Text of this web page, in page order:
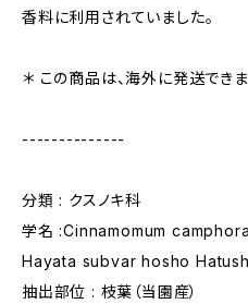
香料に利用されていました。
＊ この商品は、海外に発送でき
--------------
分類 : クスノキ科
学名 :Cinnamomum
Hayata subvar hosho
抽出部位 : 枝葉（当園産）